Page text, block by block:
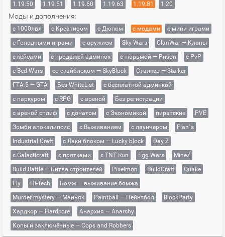
1.19.50
1.19.51 1.19.60 1.19.63 1.19.81 1.20
Моды и дополнения:
с 1000лвл c Креативом с Дюпом с модами
с мини играми
с Голодными играми
с оружием Sky Wars
ClanWar — Кланы
с кейсами
с продажей админок с тюрьмой — Prison
с PvP
с Bed Wars
со скайблоком — SkyBlock
Сталкер — Stalker
ГТА 5 — GTA
Без WhiteList
с бесплатной админкой
с паркуром
с RPG с ареной
Без регистрации
с ареной сплиф
с донатом с Экономикой пиратские
PVE
Зомби апокалипсис
с Выживанием с лаунчером
Flan`s
Industrial Craft
с Лаки блоком — Lucky block
Day Z
с Galacticraft
с прятками с TNT Run Egg Wars
MineZ
Build Battle — Битва строителей
Pixelmon BuildCraft
Quake
Fly
Hi-Tech
Бомж — выживание бомжа
Murder mystery — Маньяк
Paintball — Пейнтбол
BlockParty
Хардкор — Hardcore
Анархия — Anarchy
Копы и заключённые — Cops and Robbers